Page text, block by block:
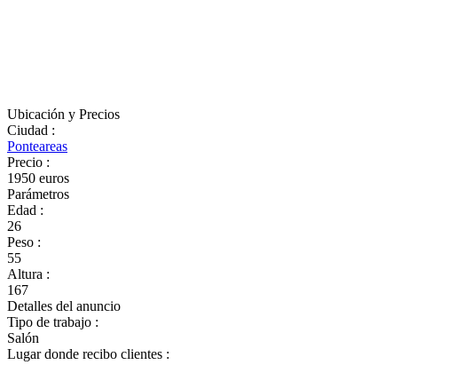
Ubicación y Precios
Ciudad :
Ponteareas
Precio :
1950 euros
Parámetros
Edad :
26
Peso :
55
Altura :
167
Detalles del anuncio
Tipo de trabajo :
Salón
Lugar donde recibo clientes :